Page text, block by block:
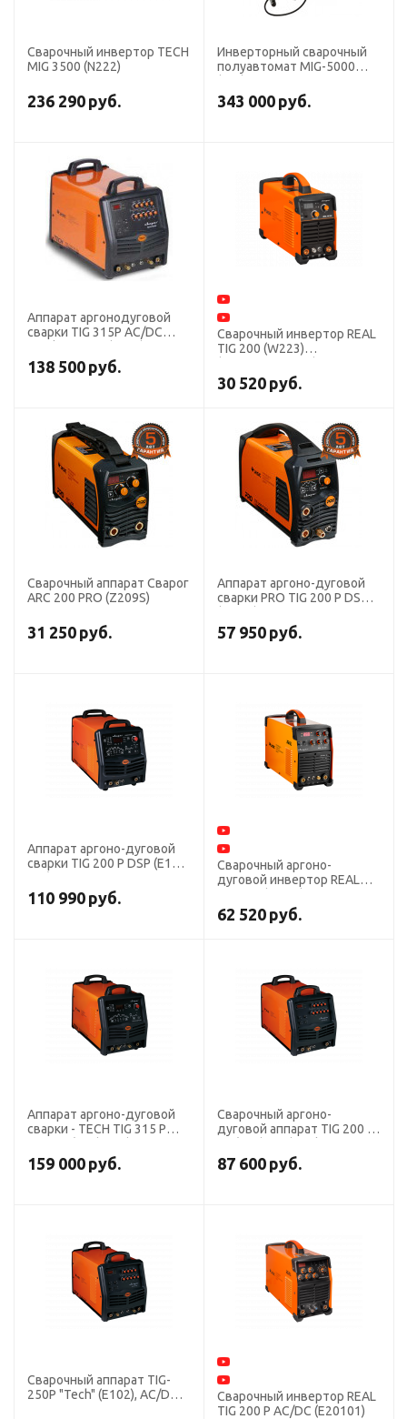
Сварочный инвертор TECH
MIG 3500 (N222)
236 290 руб.
Инверторный сварочный
полуавтомат MIG-5000
380В СВАРОГ
343 000 руб.
Аппарат аргонодуговой
сварки TIG 315P AC/DC
138 500 руб.
Сварочный инвертор REAL
TIG 200 (W223)
30 520 руб.
Сварочный аппарат Сварог
ARC 200 PRO (Z209S)
31 250 руб.
Аппарат аргоно-дуговой
сварки PRO TIG 200 P DSP
57 950 руб.
Аппарат аргоно-дуговой
сварки TIG 200 P DSP (E104)
110 990 руб.
Сварочный аргоно-
дуговой инвертор REAL
62 520 руб.
Аппарат аргоно-дуговой
сварки - TECH TIG 315 P
159 000 руб.
Сварочный аргоно-
дуговой аппарат TIG 200 P
87 600 руб.
Cварочный аппарат TIG-
250P "Tech" (E102), AC/DC,
Сварочный инвертор REAL
TIG 200 P AC/DC (E20101)